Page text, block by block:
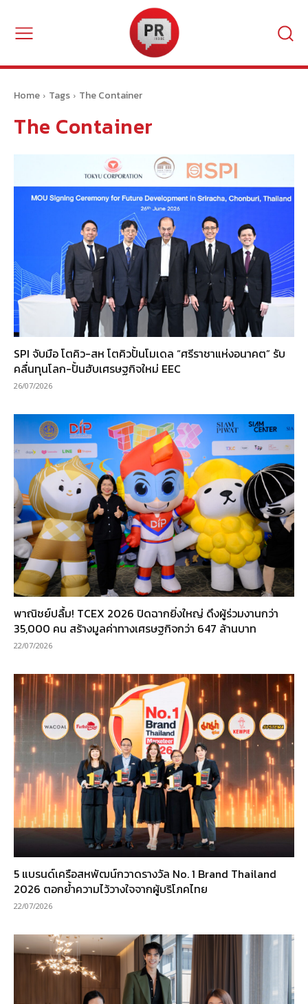
Home Tags The Container
The Container
SPI จับมือ โตคิว-สห โตคิวปั้นโมเดล “ศรีราชาแห่งอนาคต” รับ
คลื่นทุนโลก-ปั้นฮับเศรษฐกิจใหม่ EEC
26/07/2026
พาณิชย์ปลื้ม! TCEX 2026 ปิดฉากยิ่งใหญ่ ดึงผู้ร่วมงานกว่า
35,000 คน สร้างมูลค่าทางเศรษฐกิจกว่า 647 ล้านบาท
22/07/2026
5 แบรนด์เครือสหพัฒน์กวาดรางวัล No. 1 Brand Thailand
2026 ตอกย้ำความไว้วางใจจากผู้บริโภคไทย
22/07/2026